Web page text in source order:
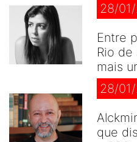
28/
Entre
Rio
mais
28/
que